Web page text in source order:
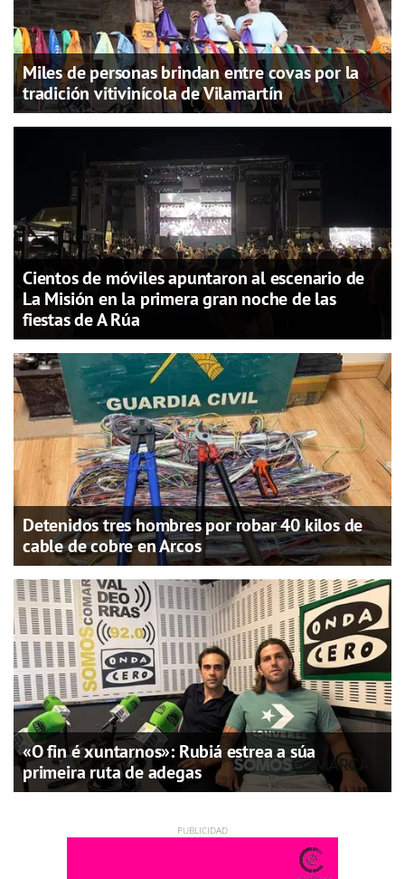
Miles de personas brindan entre covas por la
tradición vitivinícola de Vilamartín
Cientos de móviles apuntaron al escenario de
La Misión en la primera gran noche de las
fiestas de A Rúa
Detenidos tres hombres por robar 40 kilos de
cable de cobre en Arcos
«O fin é xuntarnos»: Rubiá estrea a súa
primeira ruta de adegas